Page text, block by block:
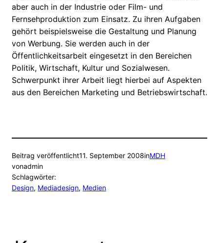
aber auch in der Industrie oder Film- und
Fernsehproduktion zum Einsatz. Zu ihren Aufgaben
gehört beispielsweise die Gestaltung und Planung
von Werbung. Sie werden auch in der
Öffentlichkeitsarbeit eingesetzt in den Bereichen
Politik, Wirtschaft, Kultur und Sozialwesen.
Schwerpunkt ihrer Arbeit liegt hierbei auf Aspekten
aus den Bereichen Marketing und Betriebswirtschaft.
Beitrag veröffentlicht11. September 2008inMDH
vonadmin
Schlagwörter:
Design, Mediadesign, Medien